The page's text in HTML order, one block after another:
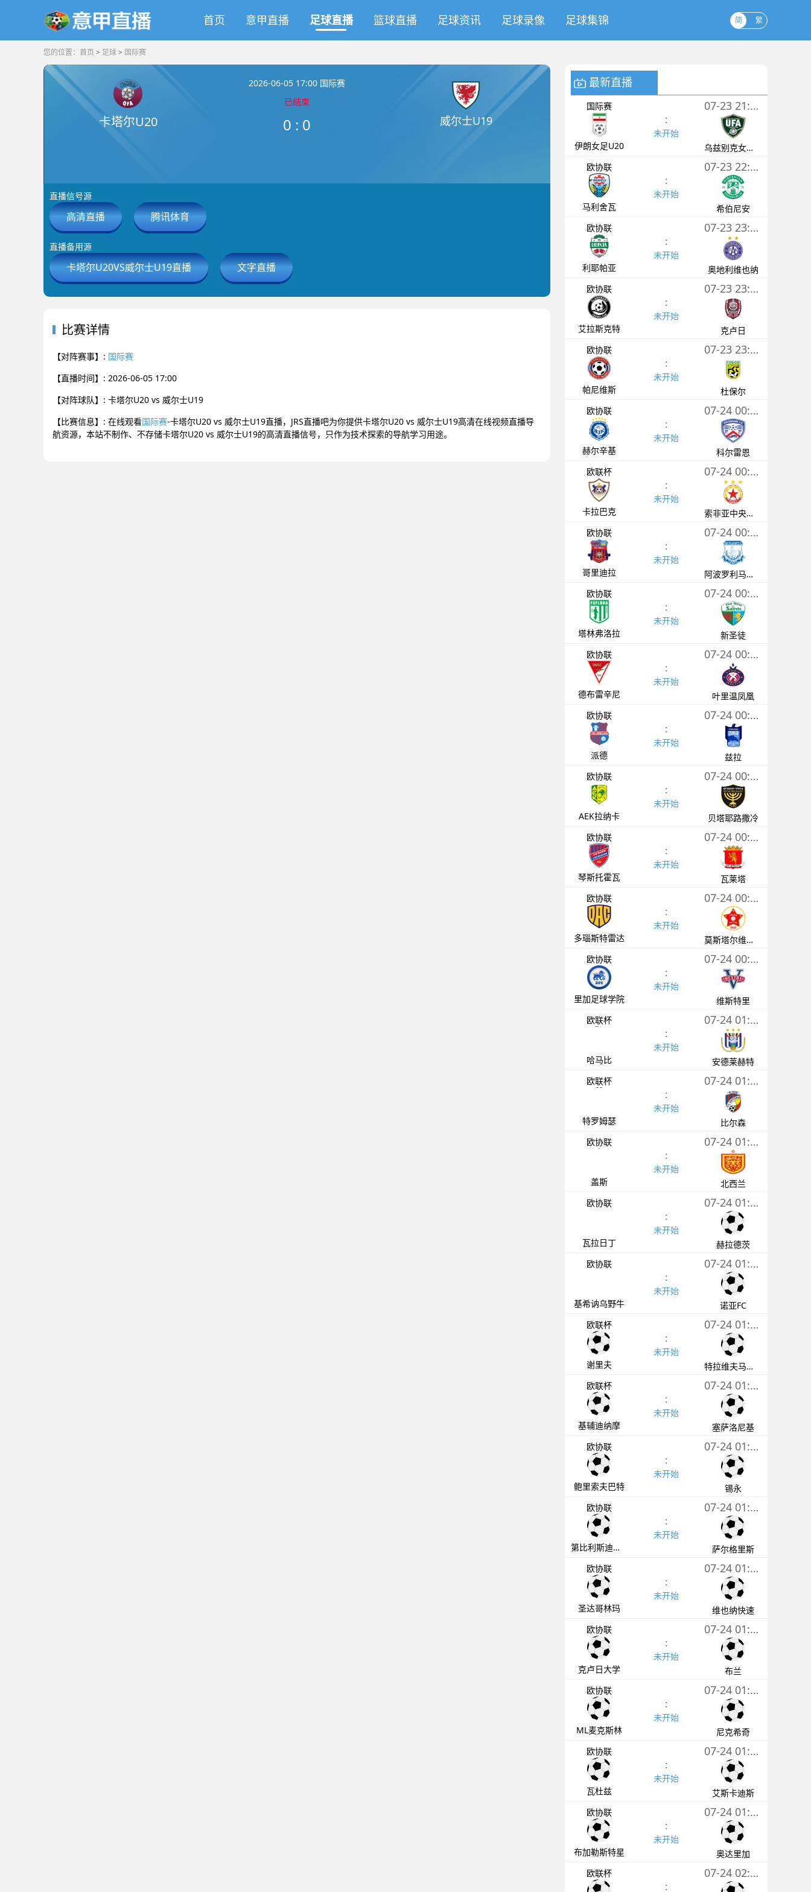
首页 意甲直播 足球直播 篮球直播 足球资讯 足球录像 足球集锦 简 繁
您的位置： 首页 > 足球> 国际赛
卡塔尔U20
2026-06-05 17:00 国际赛
已结束
0 : 0 威尔士U19
直播信号源
高清直播 腾讯体育
直播备用源
卡塔尔U20VS威尔士U19直播 文字直播
比赛详情
【对阵赛事】: 国际赛
【直播时间】: 2026-06-05 17:00
【对阵球队】: 卡塔尔U20 vs 威尔士U19
【比赛信息】: 在线观看国际赛-卡塔尔U20 vs 威尔士U19直播，JRS直播吧为你提供卡塔尔U20 vs 威尔士U19高清在线视频直播导
航资源，本站不制作、不存储卡塔尔U20 vs 威尔士U19的高清直播信号，只作为技术探索的导航学习用途。
最新直播
国际赛
伊朗女足U20
:
未开始
07-23 21:00
乌兹别克女足U20
欧协联
马利舍瓦
:
未开始
07-23 22:30
希伯尼安
欧协联
利耶帕亚
:
未开始
07-23 23:00
奥地利维也纳
欧协联
艾拉斯克特
:
未开始
07-23 23:00
克卢日
欧协联
帕尼维斯
:
未开始
07-23 23:30
杜保尔
欧协联
赫尔辛基
:
未开始
07-24 00:00
科尔雷恩
欧联杯
卡拉巴克
:
未开始
07-24 00:00
索非亚中央陆军
欧协联
哥里迪拉
:
未开始
07-24 00:00
阿波罗利马索尔
欧协联
塔林弗洛拉
:
未开始
07-24 00:00
新圣徒
欧协联
德布雷辛尼
:
未开始
07-24 00:00
叶里温凤凰
欧协联
派德
:
未开始
07-24 00:00
兹拉
欧协联
AEK拉纳卡
:
未开始
07-24 00:30
贝塔耶路撒冷
欧协联
琴斯托霍瓦
:
未开始
07-24 00:30
瓦莱塔
欧协联
多瑙斯特雷达
:
未开始
07-24 00:30
莫斯塔尔维列兹
欧协联
里加足球学院
:
未开始
07-24 00:30
维斯特里
欧联杯
哈马比
:
未开始
07-24 01:00
安德莱赫特
欧联杯
特罗姆瑟
:
未开始
07-24 01:00
比尔森
欧协联
盖斯
:
未开始
07-24 01:00
北西兰
欧协联
瓦拉日丁
:
未开始
07-24 01:00
赫拉德茨
欧协联
基希讷乌野牛
:
未开始
07-24 01:00
诺亚FC
欧联杯
谢里夫
:
未开始
07-24 01:00
特拉维夫马卡比
欧联杯
基辅迪纳摩
:
未开始
07-24 01:00
塞萨洛尼基
欧协联
鲍里索夫巴特
:
未开始
07-24 01:00
锡永
欧协联
第比利斯迪纳摩
:
未开始
07-24 01:00
萨尔格里斯
欧协联
圣达哥林玛
:
未开始
07-24 01:00
维也纳快速
欧协联
克卢日大学
:
未开始
07-24 01:00
布兰
欧协联
ML麦克斯林
:
未开始
07-24 01:00
尼克希奇
欧协联
瓦杜兹
:
未开始
07-24 01:30
艾斯卡迪斯
欧协联
布加勒斯特星
:
未开始
07-24 01:45
奥达里加
欧联杯
:
07-24 02:00